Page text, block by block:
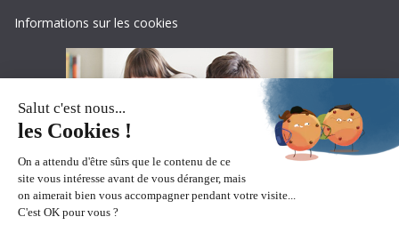
Informations sur les cookies